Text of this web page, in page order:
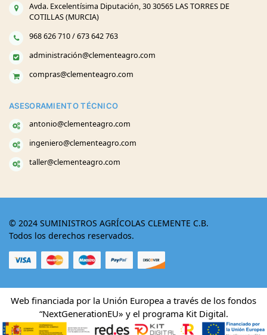
Avda. Excelentísima Diputación, 30 30565 LAS TORRES DE
COTILLAS (MURCIA)
968 626 710 / 673 642 763
administración@clementeagro.com
compras@clementeagro.com
ASESORAMIENTO TÉCNICO
antonio@clementeagro.com
ingeniero@clementeagro.com
taller@clementeagro.com
© 2024 SUMINISTROS AGRÍCOLAS CLEMENTE C.B.
Todos los derechos reservados.
Web financiada por la Unión Europea a través de los fondos
“NextGenerationEU» y el programa Kit Digital.